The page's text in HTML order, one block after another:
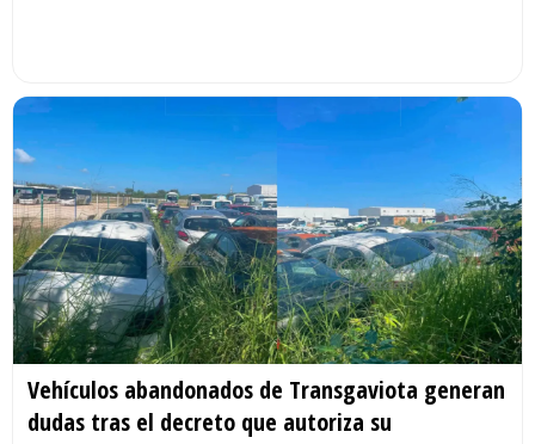
Vehículos abandonados de Transgaviota generan
dudas tras el decreto que autoriza su